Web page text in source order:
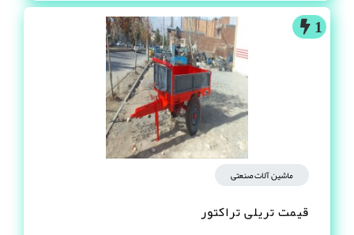
1
ماشین آلات صنعتی
قیمت تریلی تراکتور